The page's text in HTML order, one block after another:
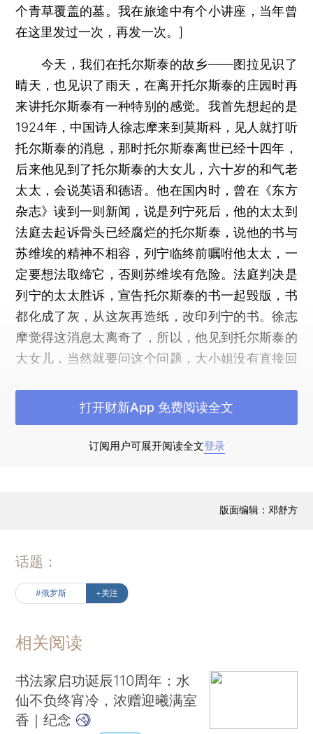
个青草覆盖的墓。我在旅途中有个小讲座，当年曾
在这里发过一次，再发一次。]
今天，我们在托尔斯泰的故乡——图拉见识了
晴天，也见识了雨天，在离开托尔斯泰的庄园时再
来讲托尔斯泰有一种特别的感觉。我首先想起的是
1924年，中国诗人徐志摩来到莫斯科，见人就打听
托尔斯泰的消息，那时托尔斯泰离世已经十四年，
后来他见到了托尔斯泰的大女儿，六十岁的和气老
太太，会说英语和德语。他在国内时，曾在《东方
杂志》读到一则新闻，说是列宁死后，他的太太到
法庭去起诉骨头已经腐烂的托尔斯泰，说他的书与
苏维埃的精神不相容，列宁临终前嘱咐他太太，一
定要想法取缔它，否则苏维埃有危险。法庭判决是
列宁的太太胜诉，宣告托尔斯泰的书一起毁版，书
都化成了灰，从这灰再造纸，改印列宁的书。徐志
摩觉得这消息太离奇了，所以，他见到托尔斯泰的
大女儿，当然就要问这个问题，大小姐没有直接回
不着了，不但是托尔斯泰，屠格涅夫、陀思妥耶夫
斯基等作家的书都快灭迹了。徐志摩又问，莫斯科
还有什么重要的文学家？她回答，“全跑了，剩下的
四年后（1928年），奥地利作家茨威格来到图
的那个墓。当时，这个墓只是一个长方形的土堆，
不知道有没有如此茂盛的青草，又过去了将近九十
年，我们今天看到的土堆不仅长满了青草，而且修
小土堆前，没有碑，没有标志，什么也没有。他被
到中国帝王们恢弘的陵墓，墓中的陪葬者和陪葬
品，就更能体会到列夫·托尔斯泰是一个怎样高贵的
人。他连一块墓碑都不要。我们今天看到的托尔斯
订阅用户可展开阅读全文登录
打开财新App 免费阅读全文
版面编辑：邓舒方
话题：
#俄罗斯 +关注
相关阅读
书法家启功诞辰110周年：水
仙不负终宵冷，浓赠迎曦满室
香｜纪念